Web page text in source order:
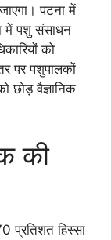
पटना में
में पशु संसाधन
को
पर पशुपालकों
छोड़ वैज्ञानिक
की
प्रतिशत हिस्सा